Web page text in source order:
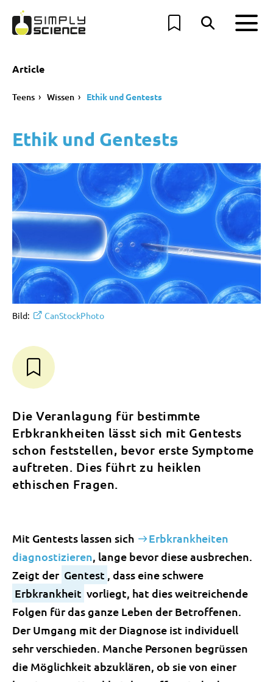
Article
Teens Wissen Ethik und Gentests
Ethik und Gentests
Bild: CanStockPhoto
Die Veranlagung für bestimmte
Erbkrankheiten lässt sich mit Gentests
schon feststellen, bevor erste Symptome
auftreten. Dies führt zu heiklen
ethischen Fragen.
Mit Gentests lassen sich
Erbkrankheiten
diagnostizieren , lange bevor diese ausbrechen.
Zeigt der Gentest
, dass eine schwere
Erbkrankheit vorliegt, hat dies weitreichende
Folgen für das ganze Leben der Betroffenen.
Der Umgang mit der Diagnose ist individuell
sehr verschieden. Manche Personen begrüssen
die Möglichkeit abzuklären, ob sie von einer